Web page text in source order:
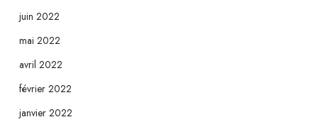
juin 2022
mai 2022
avril 2022
février 2022
janvier 2022